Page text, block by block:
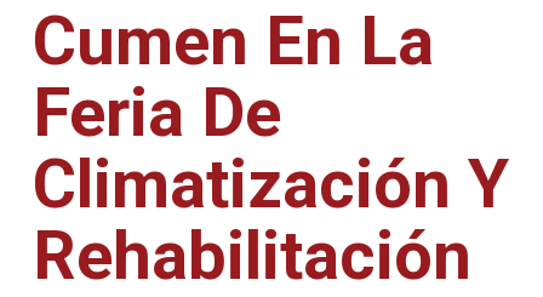
Cumen En La
Feria De
Climatización Y
Rehabilitación